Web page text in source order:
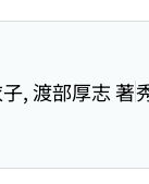
, 渡部厚志 著